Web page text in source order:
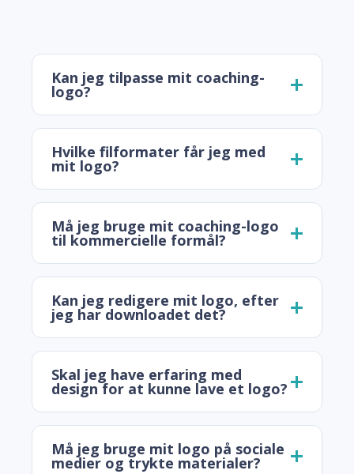
Kan jeg tilpasse mit coaching-
logo?
Hvilke filformater får jeg med
mit logo?
Må jeg bruge mit coaching-logo
til kommercielle formål?
Kan jeg redigere mit logo, efter
jeg har downloadet det?
Skal jeg have erfaring med
design for at kunne lave et logo?
Må jeg bruge mit logo på sociale
medier og trykte materialer?